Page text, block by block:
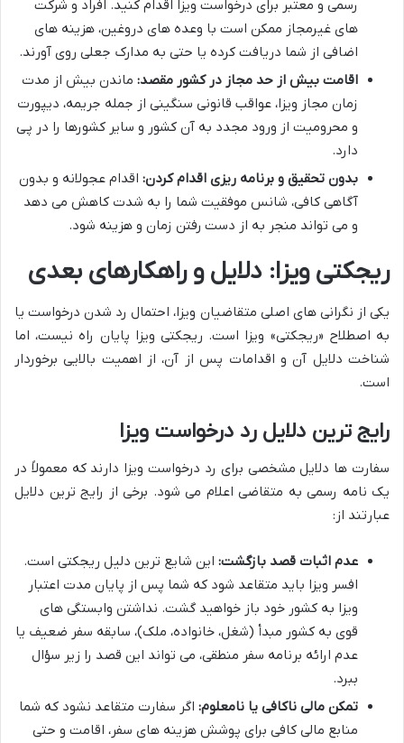
رسمی و معتبر برای درخواست ویزا اقدام کنید. افراد و شرکت
های غیرمجاز ممکن است با وعده های دروغین، هزینه های
اضافی از شما دریافت کرده یا حتی به مدارک جعلی روی آورند.
اقامت بیش از حد مجاز در کشور مقصد: ماندن بیش از مدت
زمان مجاز ویزا، عواقب قانونی سنگینی از جمله جریمه، دیپورت
و محرومیت از ورود مجدد به آن کشور و سایر کشورها را در پی
دارد.
بدون تحقیق و برنامه ریزی اقدام کردن: اقدام عجولانه و بدون
آگاهی کافی، شانس موفقیت شما را به شدت کاهش می دهد
و می تواند منجر به از دست رفتن زمان و هزینه شود.
ریجکتی ویزا: دلایل و راهکارهای بعدی
یکی از نگرانی های اصلی متقاضیان ویزا، احتمال رد شدن درخواست یا
به اصطلاح «ریجکتی» ویزا است. ریجکتی ویزا پایان راه نیست، اما
شناخت دلایل آن و اقدامات پس از آن، از اهمیت بالایی برخوردار
است.
رایج ترین دلایل رد درخواست ویزا
سفارت ها دلایل مشخصی برای رد درخواست ویزا دارند که معمولاً در
یک نامه رسمی به متقاضی اعلام می شود. برخی از رایج ترین دلایل
عبارتند از:
عدم اثبات قصد بازگشت: این شایع ترین دلیل ریجکتی است.
افسر ویزا باید متقاعد شود که شما پس از پایان مدت اعتبار
ویزا به کشور خود باز خواهید گشت. نداشتن وابستگی های
قوی به کشور مبدأ (شغل، خانواده، ملک)، سابقه سفر ضعیف یا
عدم ارائه برنامه سفر منطقی، می تواند این قصد را زیر سؤال
ببرد.
تمکن مالی ناکافی یا نامعلوم: اگر سفارت متقاعد نشود که شما
منابع مالی کافی برای پوشش هزینه های سفر، اقامت و حتی